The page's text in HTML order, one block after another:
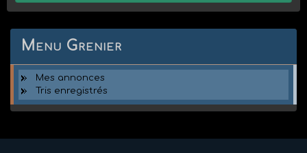
Menu Grenier
Mes annonces
Tris enregistrés